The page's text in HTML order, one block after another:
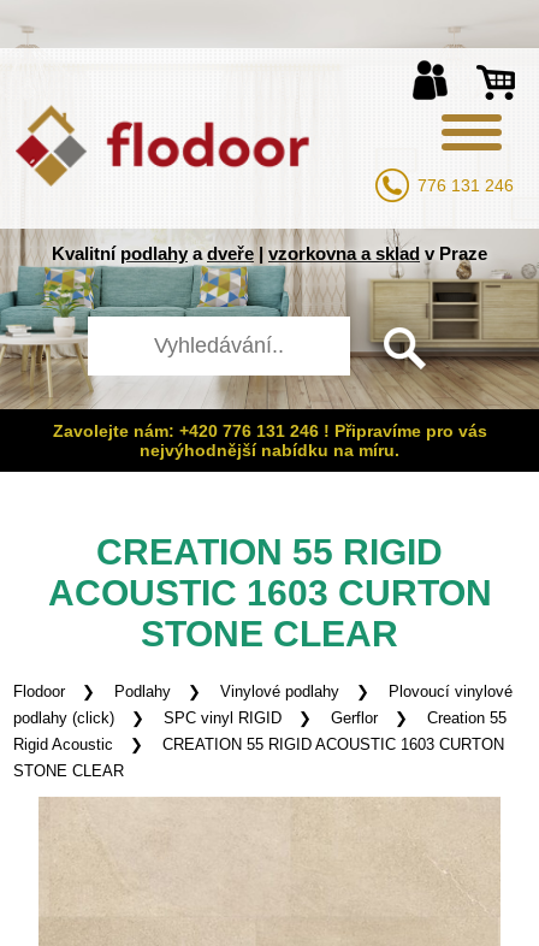
776 131 246
Kvalitní podlahyadveře| vzorkovna a sklad v Praze
Zavolejte nám: +420 776 131 246 ! Připravíme pro vás
nejvýhodnější nabídku na míru.
CREATION 55 RIGID
ACOUSTIC 1603 CURTON
STONE CLEAR
Flodoor Podlahy Vinylové podlahy
Plovoucí vinylové
podlahy (click)
SPC vinyl RIGID Gerflor
Creation 55
Rigid Acoustic
CREATION 55 RIGID ACOUSTIC 1603 CURTON
STONE CLEAR